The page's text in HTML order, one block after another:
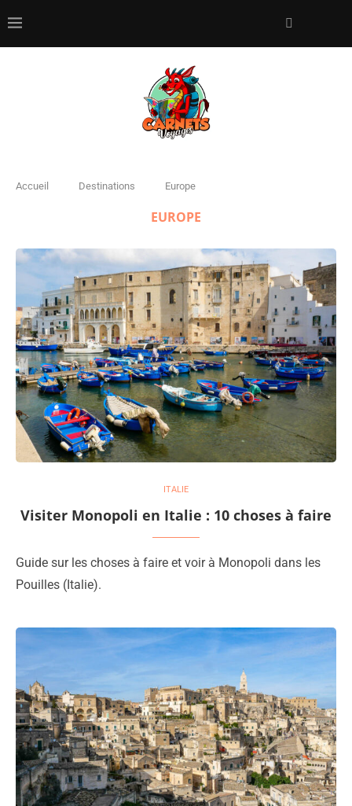
Accueil Destinations Europe
EUROPE
ITALIE
Visiter Monopoli en Italie : 10 choses à faire
Guide sur les choses à faire et voir à Monopoli dans les
Pouilles (Italie).